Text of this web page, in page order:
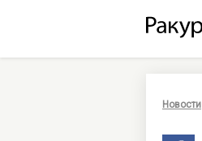
Новости